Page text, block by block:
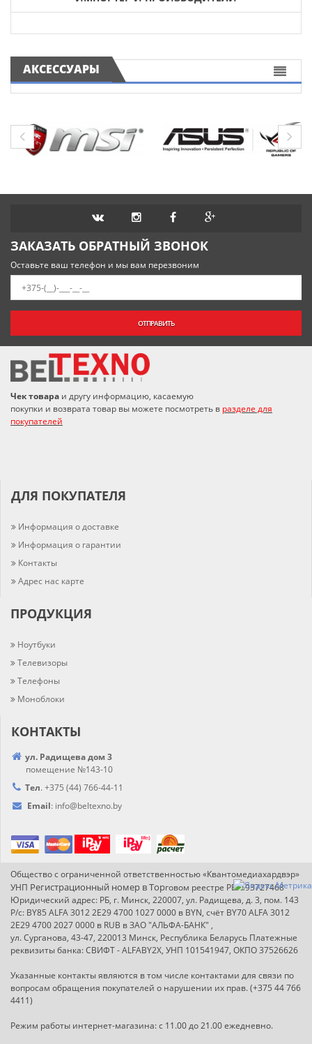
АКСЕССУАРЫ
ЗАКАЗАТЬ ОБРАТНЫЙ ЗВОНОК
Оставьте ваш телефон и мы вам перезвоним
ОТПРАВИТЬ
Чек товара и другу информацию, касаемую
покупки и возврата товар вы можете посмотреть в разделе для
покупателей
ДЛЯ ПОКУПАТЕЛЯ
Информация о доставке
Информация о гарантии
Контакты
Адрес нас карте
ПРОДУКЦИЯ
Ноутбуки
Телевизоры
Телефоны
Моноблоки
КОНТАКТЫ
ул. Радищева дом 3
помещение №143-10
Тел. +375 (44) 766-44-11
Email: info@beltexno.by
Общество с ограниченной ответственностью «Квантомедиахардвэр»
УНП Регистрационный номер в Торговом реестре РБ: 193727468
Юридический адрес: РБ, г. Минск, 220007, ул. Радищева, д. 3, пом. 143
Р/с: BY85 ALFA 3012 2E29 4700 1027 0000 в BYN, счёт BY70 ALFA 3012
2E29 4700 2027 0000 в RUB в ЗАО "АЛЬФА-БАНК" ,
ул. Сурганова, 43-47, 220013 Минск, Республика Беларусь Платежные
реквизиты банка: СВИФТ - ALFABY2X, УНП 101541947, ОКПО 37526626
Указанные контакты являются в том числе контактами для связи по
вопросам обращения покупателей о нарушении их прав. (+375 44 766
4411)
Режим работы интернет-магазина: с 11.00 до 21.00 ежедневно.